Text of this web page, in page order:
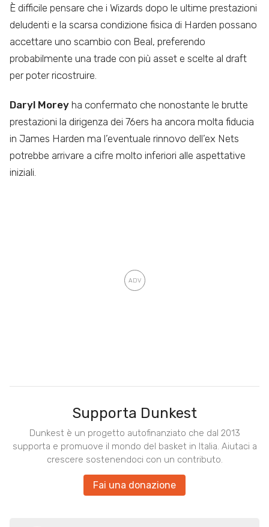
È difficile pensare che i Wizards dopo le ultime prestazioni
deludenti e la scarsa condizione fisica di Harden possano
accettare uno scambio con Beal, preferendo
probabilmente una trade con più asset e scelte al draft
per poter ricostruire.
Daryl Morey ha confermato che nonostante le brutte
prestazioni la dirigenza dei 76ers ha ancora molta fiducia
in James Harden ma l’eventuale rinnovo dell’ex Nets
potrebbe arrivare a cifre molto inferiori alle aspettative
iniziali.
Supporta Dunkest
Dunkest è un progetto autofinanziato che dal 2013
supporta e promuove il mondo del basket in Italia. Aiutaci a
crescere sostenendoci con un contributo.
Fai una donazione